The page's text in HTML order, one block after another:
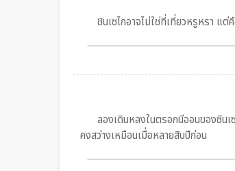
ชินเซไกอาจไม่ใช่ที่เที่ยวหรูหรา แต่
ลองเดินหลงในตรอกนีออนของชิน
คงสว่างเหมือนเมื่อหลายสิบปีก่อน